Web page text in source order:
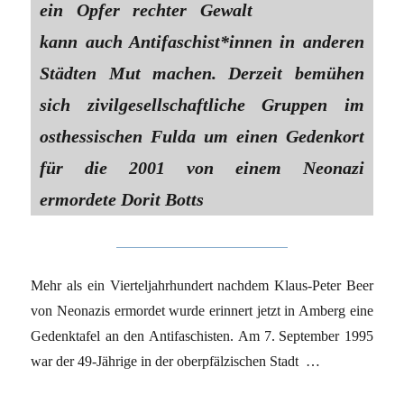
ein Opfer rechter Gewalt
kann auch Antifaschist*innen in anderen
Städten Mut machen. Derzeit bemühen
sich zivilgesellschaftliche Gruppen im
osthessischen Fulda um einen Gedenkort
für die 2001 von einem Neonazi
ermordete Dorit Botts
Mehr als ein Vierteljahrhundert nachdem Klaus-Peter Beer
von Neonazis ermordet wurde erinnert jetzt in Amberg eine
Gedenktafel an den Antifaschisten. Am 7. September 1995
war der 49-Jährige in der oberpfälzischen Stadt …